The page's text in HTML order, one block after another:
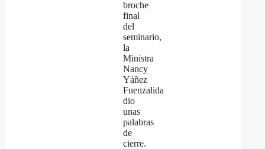
broche
final
del
seminario,
la
Ministra
Nancy
Yáñez
Fuenzalida
dio
unas
palabras
de
cierre.